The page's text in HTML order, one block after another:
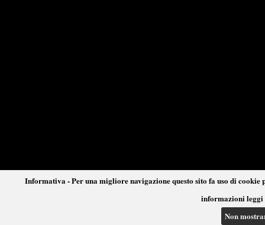
Informativa - Per una migliore navigazione questo sito fa uso di
informazioni leggi
Non